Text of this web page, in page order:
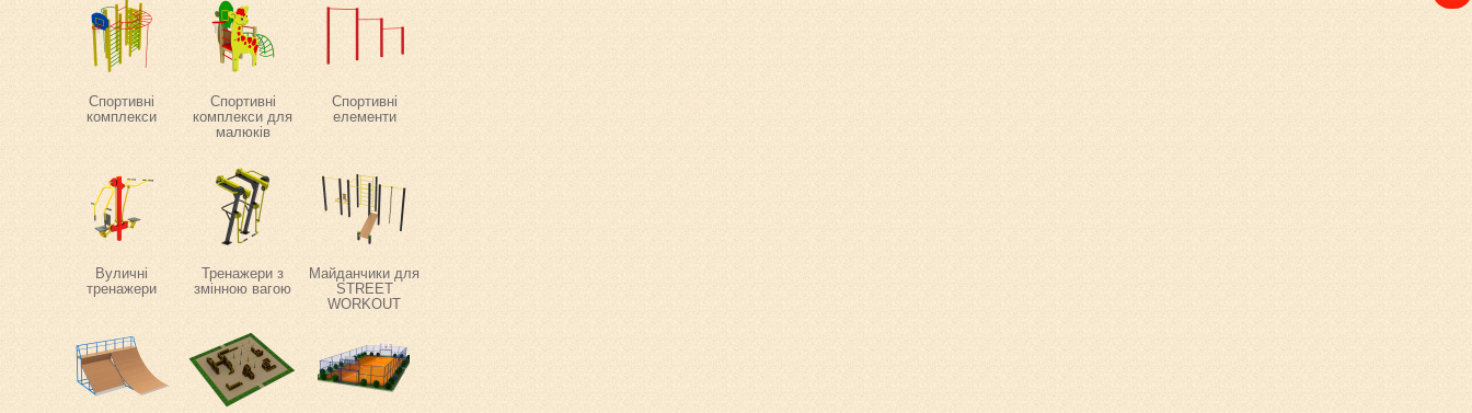
Спортивні
комплекси
Спортивні
комплекси для
малюків
Спортивні
елементи
Вуличні
тренажери
Тренажери з
змінною вагою
Майданчики для
STREET
WORKOUT